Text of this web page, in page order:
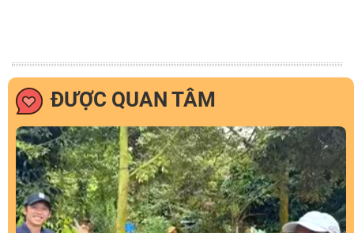
ĐƯỢC QUAN TÂM